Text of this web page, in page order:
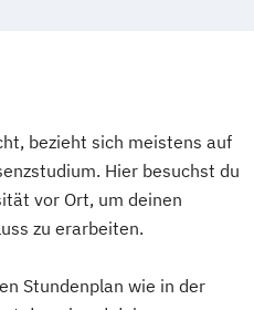
bezieht sich meistens auf
Hier besuchst du
vor Ort, um deinen
zu erarbeiten.
Stundenplan wie in der